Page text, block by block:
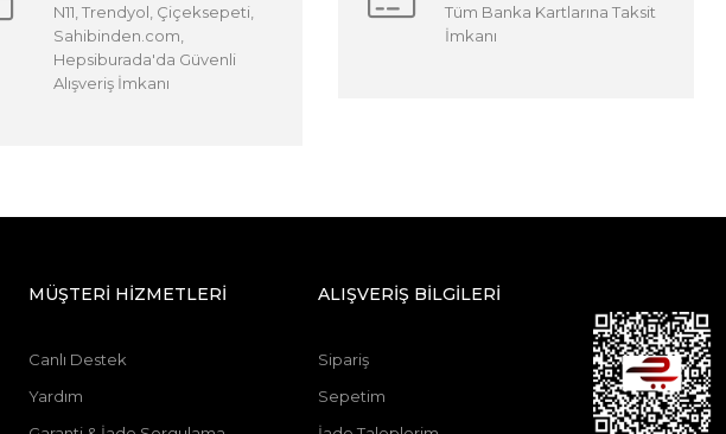
N11, Trendyol, Çiçeksepeti,
Sahibinden.com,
Hepsiburada'da Güvenli
Alışveriş İmkanı
Tüm Banka Kartlarına Taksit
İmkanı
MÜŞTERİ HİZMETLERİ
Canlı Destek
Yardım
ALIŞVERİŞ BİLGİLERİ
Sipariş
Sepetim